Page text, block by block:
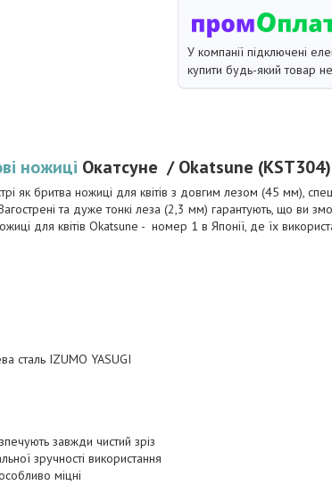
У компанії підключені
купити будь-який товар
ножиці Окатсуне / Okatsune (KST304)
як бритва ножиці для квітів з довгим лезом (45 мм),
та дуже тонкі леза (2,3 мм) гарантують, що ви
для квітів Okatsune - номер 1 в Японії, де їх
сталь IZUMO YASUGI
завжди чистий зріз
зручності використання
міцні